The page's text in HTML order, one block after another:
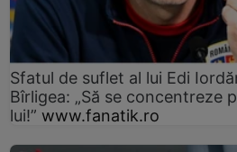
Sfatul de suflet al lui Edi
Bîrligea: „Să se concentreze
lui!” www.fanatik.ro